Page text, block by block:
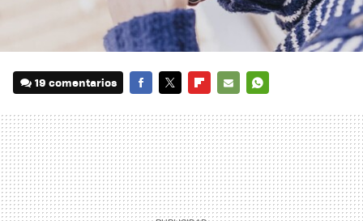
19 comentarios
MAIL